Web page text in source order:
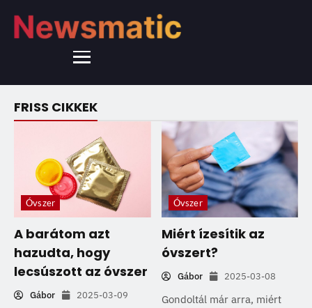
FRISS CIKKEK
Óvszer
A barátom azt
hazudta, hogy
lecsúszott az óvszer
Gábor 2025-03-09
Óvszer
Miért ízesítik az
óvszert?
Gábor 2025-03-08
Gondoltál már arra, miért